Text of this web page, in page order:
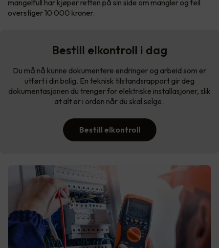
mangelfull har kjøper retten på sin side om mangler og feil
overstiger 10 000 kroner.
Bestill elkontroll i dag
Du må nå kunne dokumentere endringer og arbeid som er
utført i din bolig. En teknisk tilstandsrapport gir deg
dokumentasjonen du trenger for elektriske installasjoner, slik
at alt er i orden når du skal selge.
Bestill elkontroll